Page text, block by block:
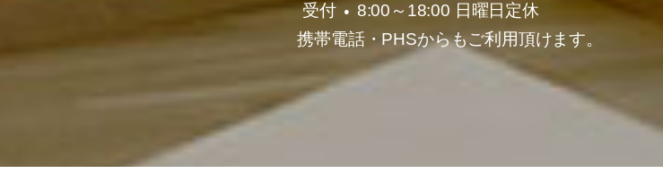
受付 ●
8:00～18:00 日曜日定休
携帯電話・ PHSからもご利用頂けます。